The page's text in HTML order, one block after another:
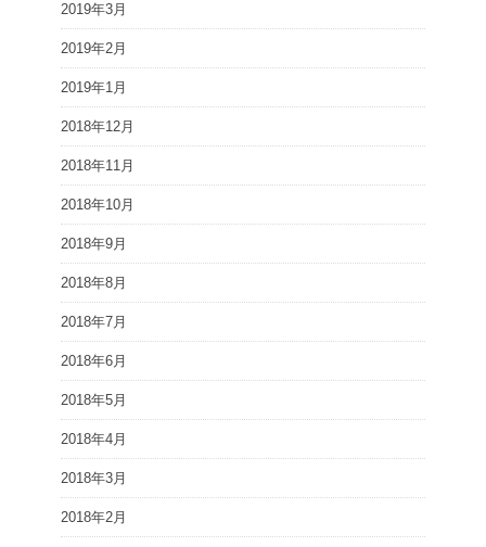
2019年3月
2019年2月
2019年1月
2018年12月
2018年11月
2018年10月
2018年9月
2018年8月
2018年7月
2018年6月
2018年5月
2018年4月
2018年3月
2018年2月